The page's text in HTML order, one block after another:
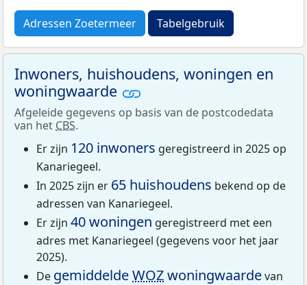
Adressen Zoetermeer Tabelgebruik
Inwoners, huishoudens, woningen en
woningwaarde
Afgeleide gegevens op basis van de postcodedata
van het CBS.
Er zijn 120 inwoners geregistreerd in 2025 op
Kanariegeel.
In 2025 zijn er 65 huishoudens bekend op de
adressen van Kanariegeel.
Er zijn 40 woningen geregistreerd met een
adres met Kanariegeel (gegevens voor het jaar
2025).
De gemiddeldeWOZwoningwaardevan